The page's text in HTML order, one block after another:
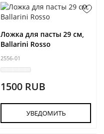
Ложка для пасты 29 см,
Ballarini Rosso
2556-01
1500 RUB
УВЕДОМИТЬ